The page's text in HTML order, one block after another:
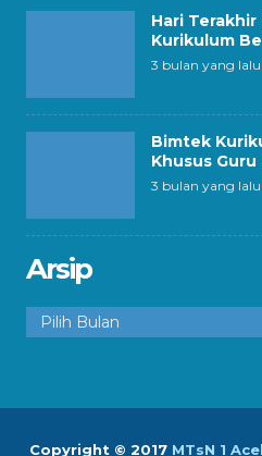
Hari
Kurikulum
3 bulan yang lalu
Bimtek
Khusus Guru
3 bulan yang lalu
Arsip
Arsip
Copyright © 2017 MTsN 1